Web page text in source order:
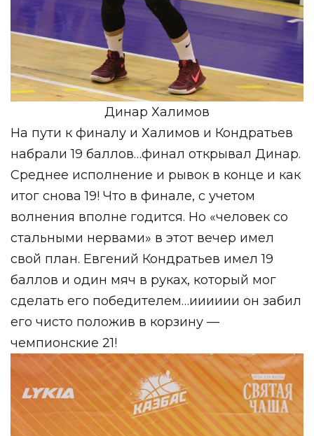
Динар Халимов
На пути к финалу и Халимов и Кондратьев
набрали 19 баллов…финал открывал Динар.
Среднее исполнение и рывок в конце и как
итог снова 19! Что в финале, с учетом
волнения вполне годится. Но «человек со
стальными нервами» в этот вечер имел
свой план. Евгений Кондратьев имел 19
баллов и один мяч в руках, который мог
сделать его победителем…ииииии он забил
его чисто положив в корзину —
чемпионские 21!